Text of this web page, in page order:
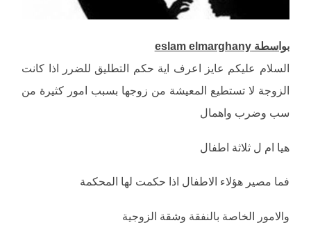
بواسطة eslam elmarghany
السلام عليكم عايز اعرف اية حكم التطليق للضرر اذا كانت
الزوجة لا تستطيع المعيشة من زوجها بسبب امور كثيرة من
سب وضرب واهمال
هيا ام ل ثلاثة اطفال
فما مصير هؤلاء الاطفال اذا حكمت لها المحكمة
والامور الخاصة بالنفقة وشقة الزوجية